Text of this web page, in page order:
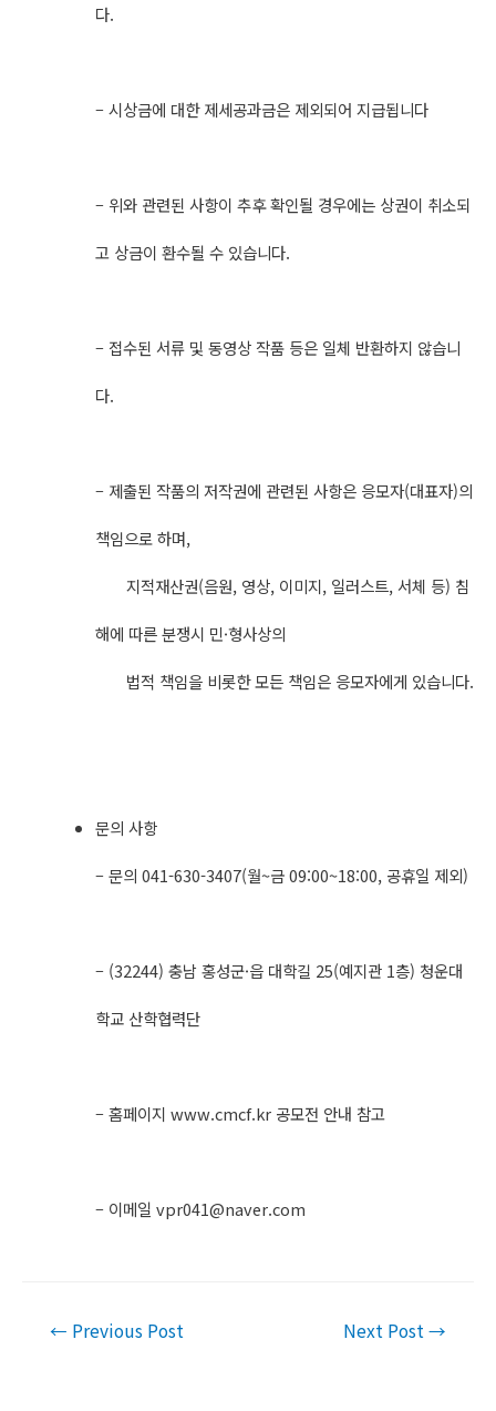
다.
– 시상금에 대한 제세공과금은 제외되어 지급됩니다
– 위와 관련된 사항이 추후 확인될 경우에는 상권이 취소되
고 상금이 환수될 수 있습니다.
– 접수된 서류 및 동영상 작품 등은 일체 반환하지 않습니
다.
– 제출된 작품의 저작권에 관련된 사항은 응모자(대표자)의
책임으로 하며,
지적재산권(음원, 영상, 이미지, 일러스트, 서체 등) 침
해에 따른 분쟁시 민·형사상의
법적 책임을 비롯한 모든 책임은 응모자에게 있습니다.
문의 사항
– 문의 041-630-3407(월~금 09:00~18:00, 공휴일 제외)
– (32244) 충남 홍성군·읍 대학길 25(예지관 1층) 청운대
학교 산학협력단
– 홈페이지 www.cmcf.kr 공모전 안내 참고
– 이메일 vpr041@naver.com
Post
← Previous Post Next Post →